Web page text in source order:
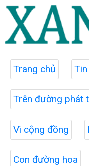
Trang chủ
Trên đường phát
Vì cộng đồng
Con đường hoa